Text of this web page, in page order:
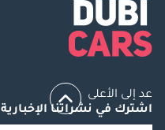
عد إلى الأعلى
اشترك في نشراتنا الإخبارية